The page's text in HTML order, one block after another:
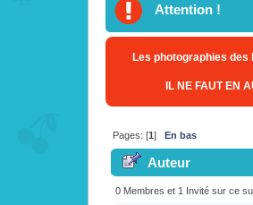
Attention !
Les photographies
IL NE FAUT EN
Pages: [1]En bas
Auteur
0 Membres et 1 Invité sur ce